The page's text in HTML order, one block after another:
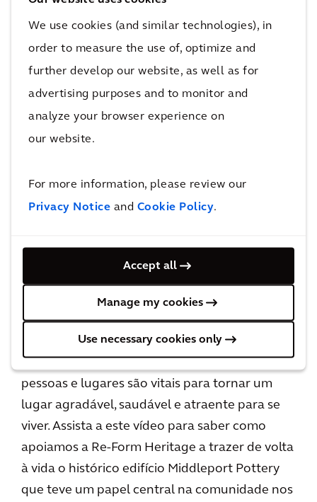
We use cookies (and similar technologies), in
order to measure the use of, optimize and
further develop our website, as well as for
advertising purposes and to monitor and
analyze your browser experience on
our website.
For more information, please review our
Privacy Notice and Cookie Policy.
Accept all
Manage my cookies
Use necessary cookies only
Por meio do nosso foco compartilhado na
revitalização das comunidades, a Arcadis e a
Re-Form Heritage visam dar voz aos
moradores locais sobre como tratar sua área,
garantindo que os edifícios históricos não só
sejam preservados, mas que possam ser
novamente utilizados por toda a comunidade.
aliança natural à medida que os nossos valores
e abordagens às comunidades e à criação de
criar empregos, celebrar o patrimônio único de
uma área ou permitir que as pessoas se
voluntariem em suas comunidades. Nós
consideramos que estes vínculos entre
pessoas e lugares são vitais para tornar um
lugar agradável, saudável e atraente para se
viver. Assista a este vídeo para saber como
apoiamos a Re-Form Heritage a trazer de volta
à vida o histórico edifício Middleport Pottery
que teve um papel central na comunidade nos